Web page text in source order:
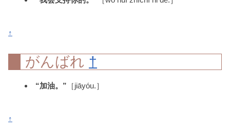
↑
がんばれ †
“加油。” ［jiāyóu.］
↑